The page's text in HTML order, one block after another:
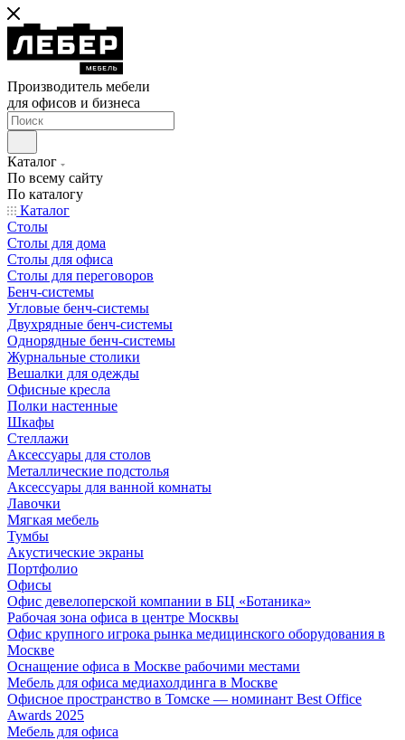
Производитель мебели
для офисов и бизнеса
Каталог
По всему сайту
По каталогу
Каталог
Столы
Столы для дома
Столы для офиса
Столы для переговоров
Бенч-системы
Угловые бенч-системы
Двухрядные бенч-системы
Однорядные бенч-системы
Журнальные столики
Вешалки для одежды
Офисные кресла
Полки настенные
Шкафы
Стеллажи
Аксессуары для столов
Металлические подстолья
Аксессуары для ванной комнаты
Лавочки
Мягкая мебель
Тумбы
Акустические экраны
Портфолио
Офисы
Офис девелоперской компании в БЦ «Ботаника»
Рабочая зона офиса в центре Москвы
Офис крупного игрока рынка медицинского оборудования в
Москве
Оснащение офиса в Москве рабочими местами
Мебель для офиса медиахолдинга в Москве
Офисное пространство в Томске — номинант Best Office
Awards 2025
Мебель для офиса